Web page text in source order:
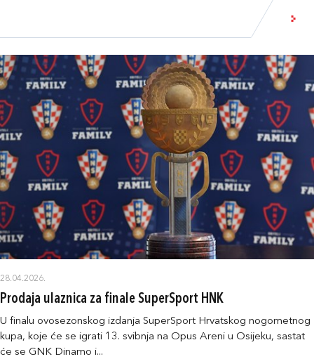
28.04.2026.
Prodaja ulaznica za finale SuperSport HNK
U finalu ovosezonskog izdanja SuperSport Hrvatskog nogometnog
kupa, koje će se igrati 13. svibnja na Opus Areni u Osijeku, sastat
će se GNK Dinamo i...